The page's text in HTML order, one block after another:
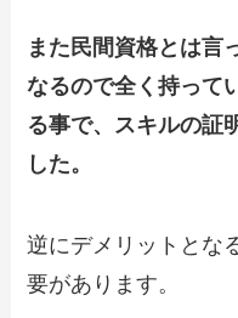
また民間資格とは言
なるので全く持って
る事で、スキルの証
した。
逆にデメリットとな
要があります。